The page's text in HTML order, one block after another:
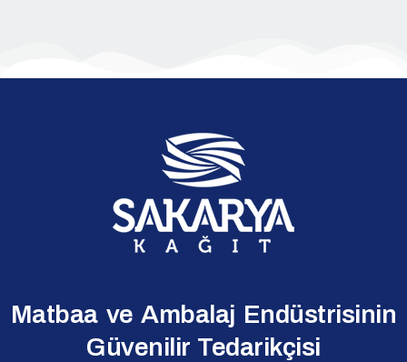
Matbaa ve Ambalaj Endüstrisinin
Güvenilir Tedarikçisi